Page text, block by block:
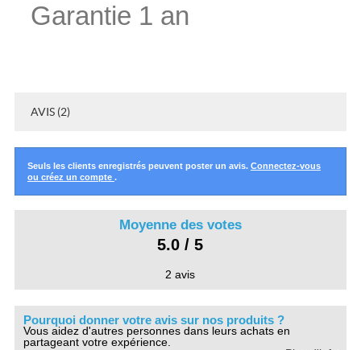
Garantie 1 an
AVIS (2)
Seuls les clients enregistrés peuvent poster un avis. Connectez-vous
ou créez un compte .
Moyenne des votes
5.0 / 5
2 avis
Pourquoi donner votre avis sur nos produits ?
Vous aidez d'autres personnes dans leurs achats en
partageant votre expérience.